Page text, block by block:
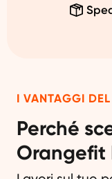
I VANTAGGI
Perché
Orangefit